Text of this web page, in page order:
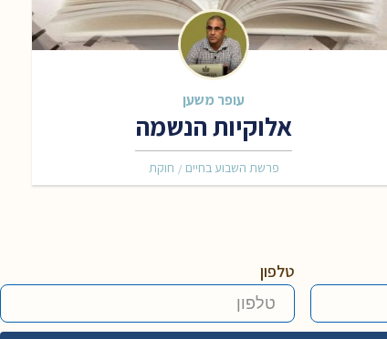
עופר משען
אלוקיות הנשמה
פרשת השבוע בחיים / חוקת
טלפון